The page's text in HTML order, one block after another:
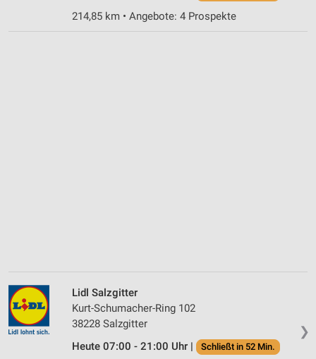
214,85 km • Angebote: 4 Prospekte
❯
Lidl Salzgitter
Kurt-Schumacher-Ring 102
38228 Salzgitter
Heute 07:00 - 21:00 Uhr |
Schließt in 52 Min.